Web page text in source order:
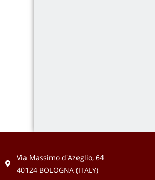
Via Massimo d'Azeglio, 64
40124 BOLOGNA (ITALY)